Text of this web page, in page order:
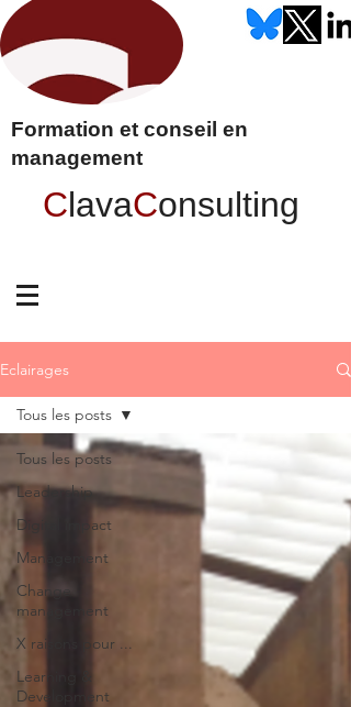
Formation et conseil en
management
ClavaConsulting
Eclairages
Tous les posts
Leadership
Digital impact
Management
Change
management
X raisons pour ...
Learning &
Development
Tous les posts